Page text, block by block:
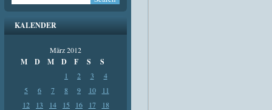
KALENDER
März 2012
M D M D F S S
1 2 3
4
5
6 7 8 9 10
11
12
13 14 15 16 17
18